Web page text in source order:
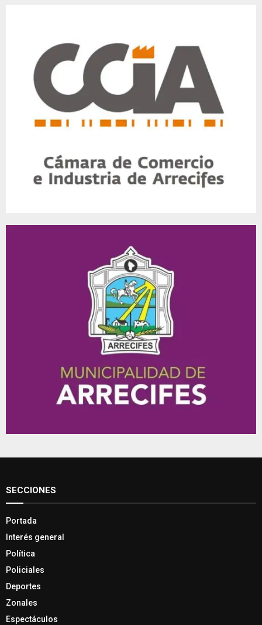
SECCIONES
Portada
Interés general
Política
Policiales
Deportes
Zonales
Espectáculos